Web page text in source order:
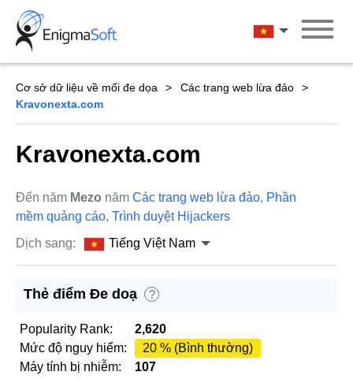
Skip
content
Tiếng Việt
Cơ sở dữ liệu về mối đe dọa
Các trang web lừa đảo
Kravonexta.com
Kravonexta.com
Đến năm Mezo năm Các trang web lừa đảo, Phần
mềm quảng cáo, Trình duyệt Hijackers
Dịch sang:
Tiếng Việt Nam
Thẻ điểm Đe doạ ?
Popularity Rank:
2,620
Mức độ nguy hiểm:
20 % (Bình thường)
Máy tính bị nhiễm:
107